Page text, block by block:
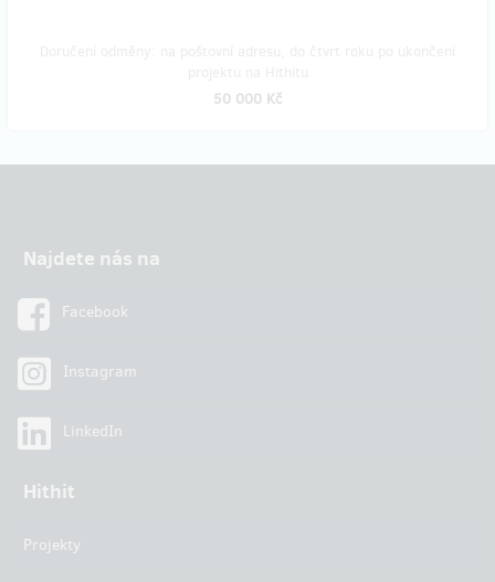
50 000 Kč
Najdete nás na
Facebook
Instagram
LinkedIn
Hithit
Projekty